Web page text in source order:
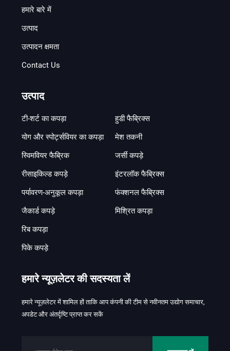
हमारे बारे में
उत्पाद
उत्पादन क्षमता
Contact Us
उत्पाद
टी-शर्ट का कपड़ा
योग और स्पोर्ट्सवियर का कपड़ा
स्विमवियर फैब्रिक
रीसाइकिल्ड कपड़े
हुडी फैब्रिक्स
मेश तकनी
जर्सी कपड़े
इंटरलॉक फैब्रिक्स
पर्यावरण-अनुकूल कपड़ा
जैकार्ड कपड़े
रिब कपड़ा
पिके कपड़े
फंक्शनल फैब्रिक्स
मिश्रित कपड़ा
हमारे न्यूज़लेटर की सदस्यता लें
हमारे न्यूज़लेटर में शामिल हों ताकि आप कंपनी की टीम से नवीनतम उद्योग समाचार,
अपडेट और अंतर्दृष्टि प्राप्त कर सकें